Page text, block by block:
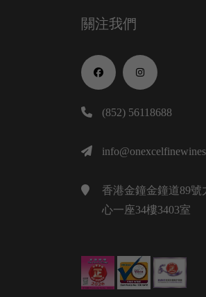
關注我們
(852) 56118688
香港金鐘金鐘道89號
心一座34樓3403室